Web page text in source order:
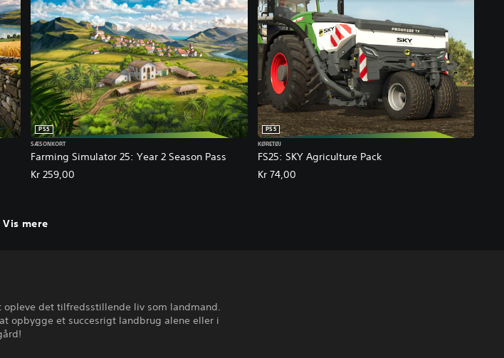
Farming Simulator 25: Year 2 Season Pass
PS5
SÆSONKORT
Kr 259,00
FS25: SKY Agriculture Pack
PS5
KØRETØJ
Kr 74,00
Vis mere
det tilfredsstillende liv som landmand.
opbygge et succesrigt landbrug alene eller i